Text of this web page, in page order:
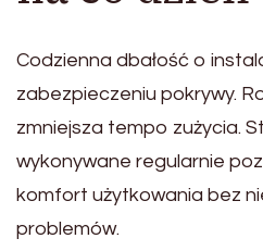
Codzienna dbałość o
zabezpieczeniu pokrywy.
zmniejsza tempo zużycia.
wykonywane regularnie
komfort użytkowania bez
problemów.